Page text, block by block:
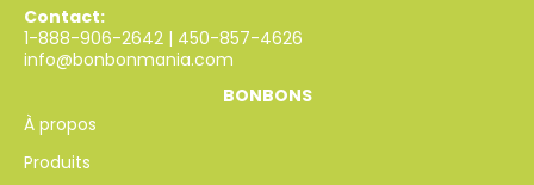
Contact:
1-888-906-2642 | 450-857-4626
info@bonbonmania.com
BONBONS
À propos
Produits